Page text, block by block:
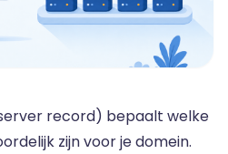
record) bepaalt welke
zijn voor je domein.